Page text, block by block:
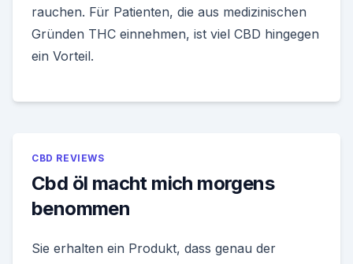
rauchen. Für Patienten, die aus medizinischen
Gründen THC einnehmen, ist viel CBD hingegen
ein Vorteil.
CBD REVIEWS
Cbd öl macht mich morgens
benommen
Sie erhalten ein Produkt, dass genau der